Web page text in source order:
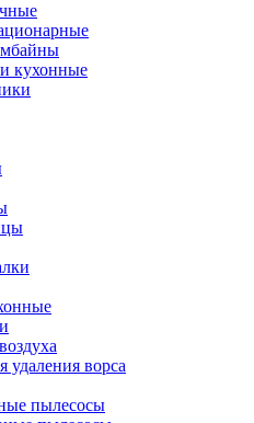
кухонные
ворса
пылесосы